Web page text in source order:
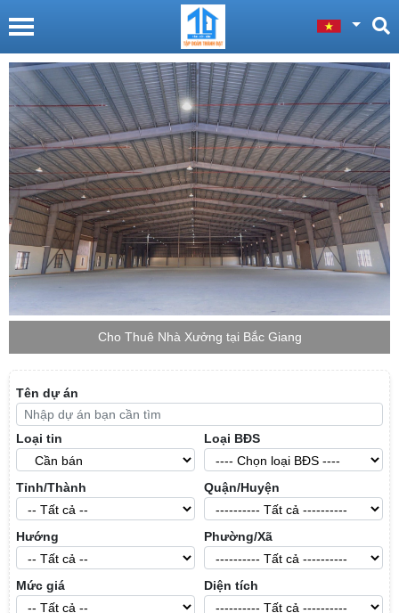
Cho Thuê Nhà Xưởng tại Bắc Giang
Tên dự án
Loại tin Loại BĐS
Tỉnh/Thành Quận/Huyện
Hướng Phường/Xã
Mức giá Diện tích